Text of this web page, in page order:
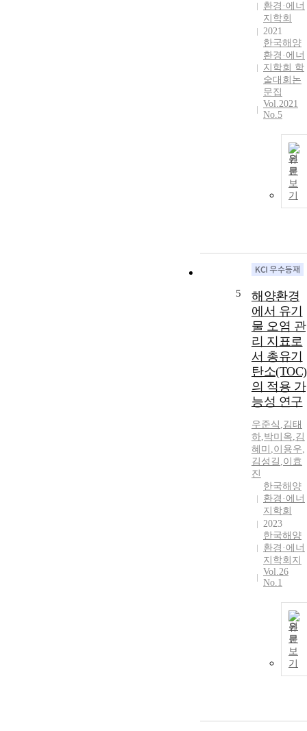
환경·에너
지학회
2021
한국해양
환경·에너
지학회 학
술대회논
문집
Vol.2021
No.5
원
문
보
기
5
해양환경
에서 유기
물 오염 관
리 지표로
서 총유기
탄소(TOC)
의 적용 가
능성 연구
우준식 ,김태
하,박미옥,김
혜미 ,이용우,
김성길 ,이효
진
한국해양
환경·에너
지학회
2023
한국해양
환경·에너
지학회지
Vol.26
No.1
원
문
보
기